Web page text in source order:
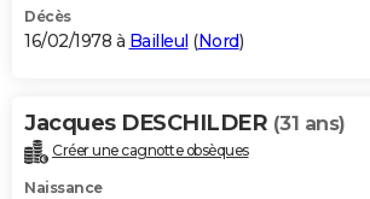
Décès
16/02/1978 à Bailleul (Nord)
Jacques DESCHILDER (31 ans)
Créer une cagnotte obsèques
Naissance